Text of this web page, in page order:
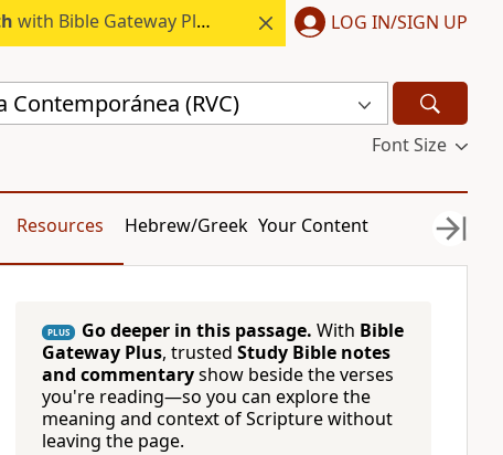
with Bible Gateway Plus. LOG IN/SIGN UP
Contemporánea (RVC)
Font Size
Resources Hebrew/Greek Your Content
PLUS Go deeper in this passage. With Bible
Gateway Plus, trusted Study Bible notes
and commentaryshow beside the verses
you're reading—so you can explore the
meaning and context of Scripture without
leaving the page.